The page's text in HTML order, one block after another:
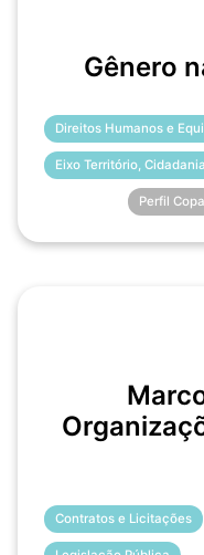
Gênero
Direitos Humanos e
Eixo Território,
Perfil Copa
Contratos e Licitações